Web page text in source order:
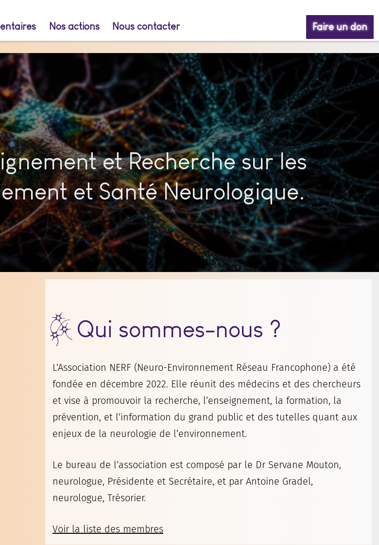
Nos actions Nous contacter Faire un don
et Recherche sur les
et Santé Neurologique.
Qui sommes-nous ?
L’Association NERF (Neuro-Environnement Réseau Francophone) a été
fondée en décembre 2022. Elle réunit des médecins et des chercheurs
et vise à promouvoir la recherche, l’enseignement, la formation, la
prévention, et l’information du grand public et des tutelles quant aux
enjeux de la neurologie de l’environnement.
Le bureau de l’association est composé par le Dr Servane Mouton,
neurologue, Présidente et Secrétaire, et par Antoine Gradel,
neurologue, Trésorier.
Voir la liste des membres